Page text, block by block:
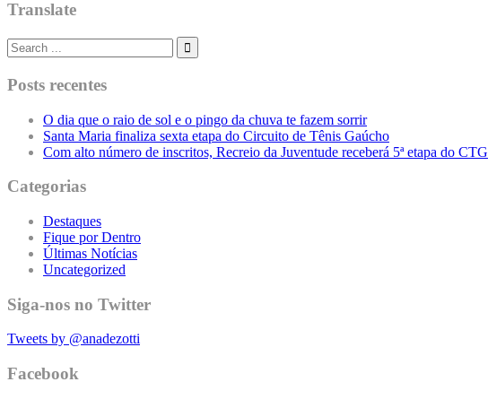
Translate
Posts recentes
O dia que o raio de sol e o pingo da chuva te fazem sorrir
Santa Maria finaliza sexta etapa do Circuito de Tênis Gaúcho
Com alto número de inscritos, Recreio da Juventude receberá 5ª etapa do CTG
Categorias
Destaques
Fique por Dentro
Últimas Notícias
Uncategorized
Siga-nos no Twitter
Tweets by @anadezotti
Facebook